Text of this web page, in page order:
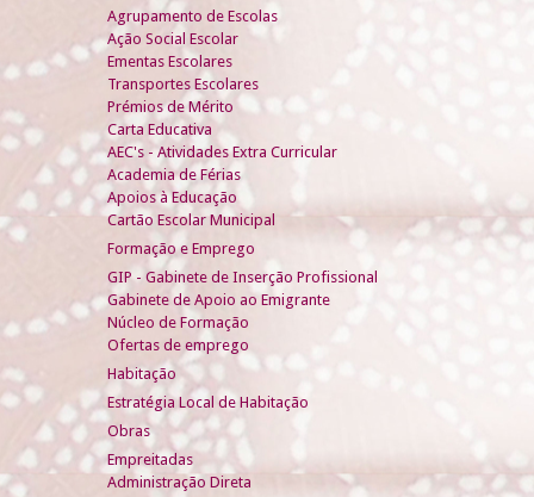
Agrupamento de Escolas
Ação Social Escolar
Ementas Escolares
Transportes Escolares
Prémios de Mérito
Carta Educativa
AEC's - Atividades Extra Curricular
Academia de Férias
Apoios à Educação
Cartão Escolar Municipal
Formação e Emprego
GIP - Gabinete de Inserção Profissional
Gabinete de Apoio ao Emigrante
Núcleo de Formação
Ofertas de emprego
Habitação
Estratégia Local de Habitação
Obras
Empreitadas
Administração Direta